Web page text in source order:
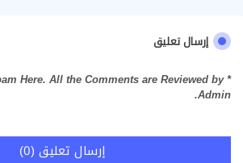
إرسال تعليق
Here. All the Comments are Reviewed by
Admin.
إرسال تعليق (0)